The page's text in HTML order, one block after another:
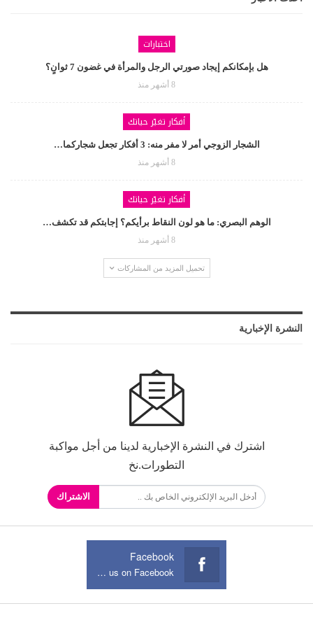
اختبارات
هل بإمكانكم إيجاد صورتي الرجل والمرأة في غضون 7 ثوانٍ؟
8 أشهر منذ
أفكار تغيّر حياتك
الشجار الزوجي أمر لا مفر منه: 3 أفكار تجعل شجاركما…
8 أشهر منذ
أفكار تغيّر حياتك
الوهم البصري: ما هو لون النقاط برأيكم؟ إجابتكم قد تكشف…
8 أشهر منذ
تحميل المزيد من المشاركات
النشرة الإخبارية
اشترك في النشرة الإخبارية لدينا من أجل مواكبة
التطورات.نخ
الاشتراك
Facebook
Join us on Facebook